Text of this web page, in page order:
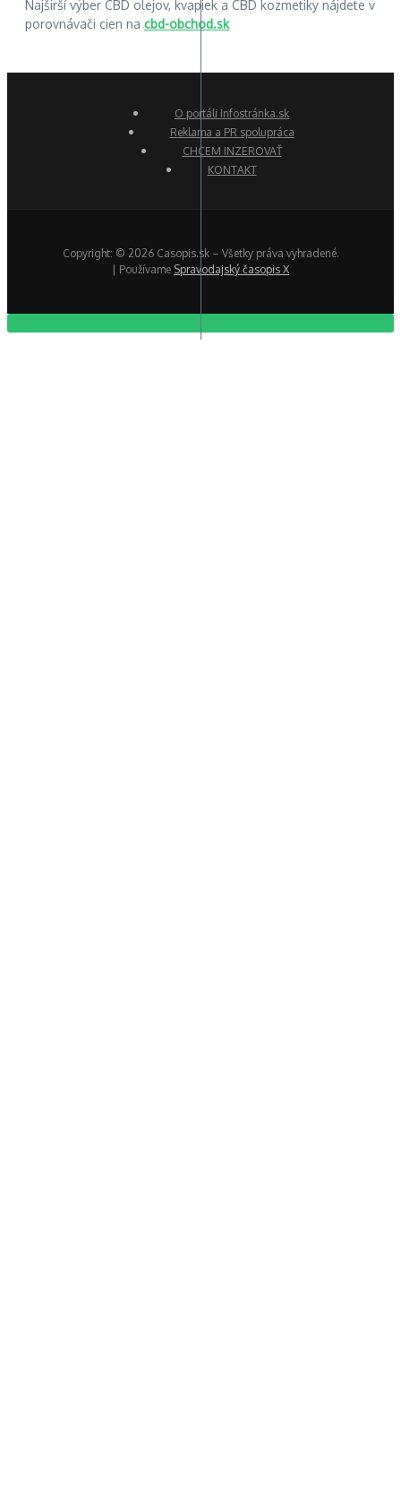
Najširší výber CBD olejov, kvapiek a CBD kozmetiky nájdete v
porovnávači cien na cbd-obchod.sk
O portáli Infostránka.sk
Reklama a PR spolupráca
CHCEM INZEROVAŤ
KONTAKT
Copyright: © 2026 Casopis.sk – Všetky práva vyhradené.
| Používame Spravodajský časopis X